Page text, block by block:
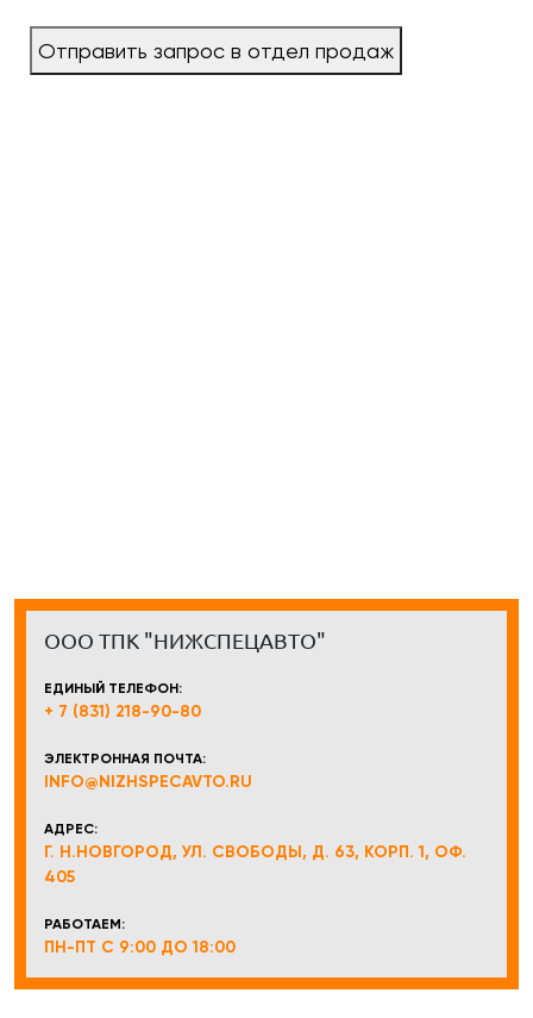
Отправить запрос в отдел продаж
ООО ТПК "НИЖСПЕЦАВТО"
ЕДИНЫЙ ТЕЛЕФОН:
+ 7 (831) 218-90-80
ЭЛЕКТРОННАЯ ПОЧТА:
INFO@NIZHSPECAVTO.RU
АДРЕС:
Г. Н.НОВГОРОД, УЛ. СВОБОДЫ, Д. 63, КОРП. 1, ОФ.
405
РАБОТАЕМ:
ПН-ПТ С 9:00 ДО 18:00